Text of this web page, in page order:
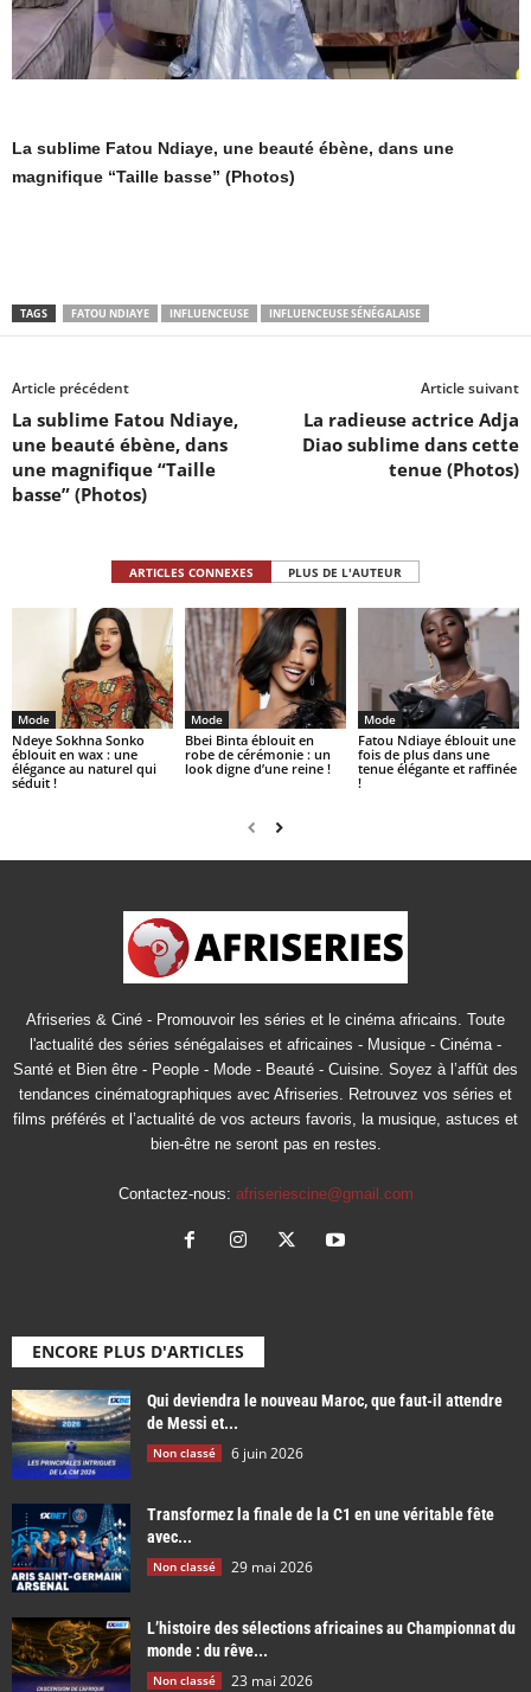
La sublime Fatou Ndiaye, une beauté ébène, dans une
magnifique “Taille basse” (Photos)
TAGS FATOU NDIAYE INFLUENCEUSE INFLUENCEUSE SÉNÉGALAISE
Article précédent
La sublime Fatou Ndiaye,
une beauté ébène, dans
une magnifique “Taille
basse” (Photos)
Article suivant
La radieuse actrice Adja
Diao sublime dans cette
tenue (Photos)
ARTICLES CONNEXES PLUS DE L'AUTEUR
Mode
Ndeye Sokhna Sonko
éblouit en wax : une
élégance au naturel qui
séduit !
Mode
Bbei Binta éblouit en
robe de cérémonie : un
look digne d’une reine !
Mode
Fatou Ndiaye éblouit une
fois de plus dans une
tenue élégante et raffinée
!
Afriseries & Ciné - Promouvoir les séries et le cinéma africains. Toute
l'actualité des séries sénégalaises et africaines - Musique - Cinéma -
Santé et Bien être - People - Mode - Beauté - Cuisine. Soyez à l’affût des
tendances cinématographiques avec Afriseries. Retrouvez vos séries et
films préférés et l’actualité de vos acteurs favoris, la musique, astuces et
bien-être ne seront pas en restes.
Contactez-nous: afriseriescine@gmail.com
ENCORE PLUS D'ARTICLES
Qui deviendra le nouveau Maroc, que faut-il attendre
de Messi et...
Non classé 6 juin 2026
Transformez la finale de la C1 en une véritable fête
avec...
Non classé 29 mai 2026
L’histoire des sélections africaines au Championnat du
monde : du rêve...
Non classé 23 mai 2026